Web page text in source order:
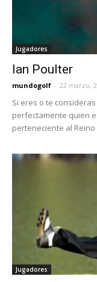
Jugadores
Ian Poulter
mundogolf - 22 marzo,
Si eres o te
perfectamente quien
perteneciente al Reino
Jugadores